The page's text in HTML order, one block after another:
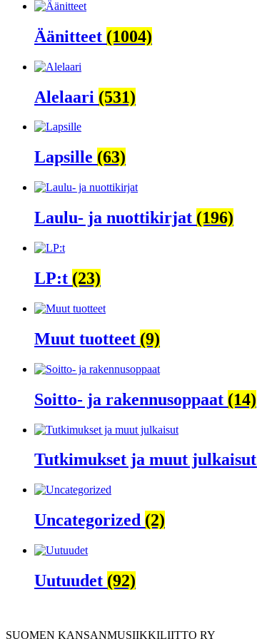
Äänitteet (1004)
Alelaari (531)
Lapsille (63)
Laulu- ja nuottikirjat (196)
LP:t (23)
Muut tuotteet (9)
Soitto- ja rakennusoppaat (14)
Tutkimukset ja muut julkaisut
Uncategorized (2)
Uutuudet (92)
SUOMEN KANSANMUSIIKKILIITTO RY